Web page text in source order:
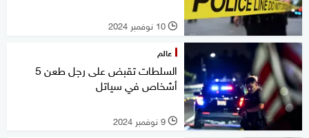
l 10 نوفمبر 2024
عالم
السلطات تقبض على رجل طعن 5
أشخاص في سياتل
l 9 نوفمبر 2024